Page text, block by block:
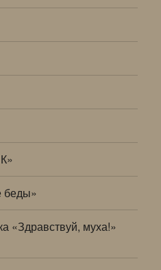
беды»
«Здравствуй, муха!»